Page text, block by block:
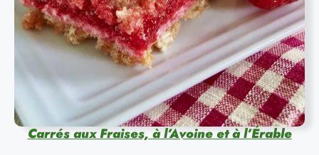
Carrés aux Fraises, à l’Avoine et à l’Érable